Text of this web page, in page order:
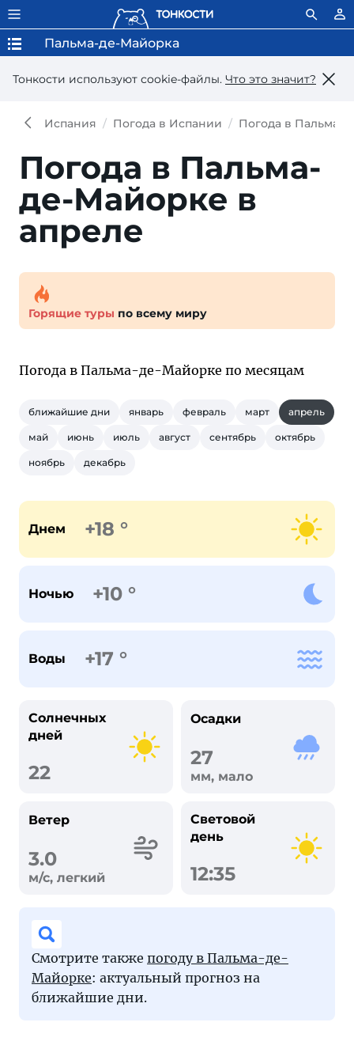
Тонкости используют сookie-файлы. Что это значит?
Пальма-де-Майорка
Испания Погода в Испании Погода в Пальма-
Погода в Пальма-
де-Майорке в
апреле
Горящие туры по всему миру
Погода в Пальма-де-Майорке по месяцам
ближайшие дни январь февраль март апрель
май июнь июль август сентябрь октябрь
ноябрь декабрь
Днем +18 °
Ночью +10 °
Воды +17 °
Солнечных
дней
22
Осадки
27
мм, мало
Ветер
3.0
м/с, легкий
Световой
день
12:35
Смотрите также погоду в Пальма-де-
Майорке: актуальный прогноз на
ближайшие дни.